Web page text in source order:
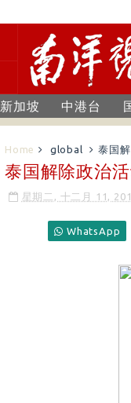
新加坡 中港台
Home global 泰国
泰国解除政治
星期二, 十二月 11,
WhatsApp